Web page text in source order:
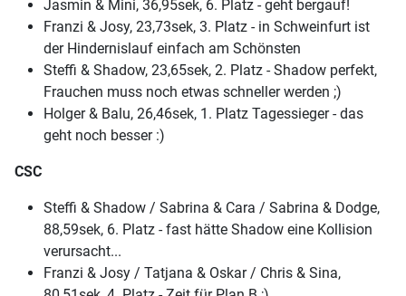
Jasmin & Mini, 36,95sek, 6. Platz - geht bergauf!
Franzi & Josy, 23,73sek, 3. Platz - in Schweinfurt ist
der Hindernislauf einfach am Schönsten
Steffi & Shadow, 23,65sek, 2. Platz - Shadow perfekt,
Frauchen muss noch etwas schneller werden ;)
Holger & Balu, 26,46sek, 1. Platz Tagessieger - das
geht noch besser :)
CSC
Steffi & Shadow / Sabrina & Cara / Sabrina & Dodge,
88,59sek, 6. Platz - fast hätte Shadow eine Kollision
verursacht...
Franzi & Josy / Tatjana & Oskar / Chris & Sina,